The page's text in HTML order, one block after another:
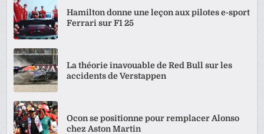
Hamilton donne une leçon aux pilotes e-sport
Ferrari sur F1 25
La théorie inavouable de Red Bull sur les
accidents de Verstappen
Ocon se positionne pour remplacer Alonso
chez Aston Martin